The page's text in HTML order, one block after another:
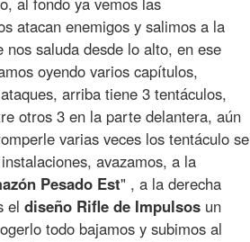
atacan enemigos y salimos a la
saluda desde lo alto, en ese
oyendo varios capítulos,
arriba tiene 3 tentáculos,
otros 3 en la parte delantera, aún
varias veces los tentáculo se
avazamos, a la
Pesado Est" , a la derecha
el diseño Rifle de Impulsos un
todo bajamos y subimos al